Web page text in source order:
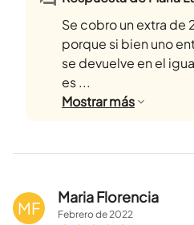
Se cobro un extra
porque si bien uno
se devuelve en el
es ...
Mostrarmás
MF
Maria Florencia
Febrerode2022